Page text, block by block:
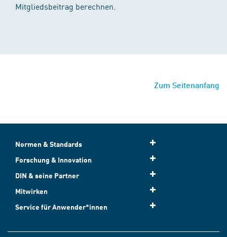
Mitgliedsbeitrag berechnen.
Zum Seitenanfang
Normen & Standards
Forschung & Innovation
DIN & seine Partner
Mitwirken
Service für Anwender*innen